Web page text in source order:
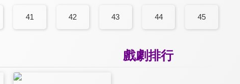
41 42 43 44 45
戲劇排行